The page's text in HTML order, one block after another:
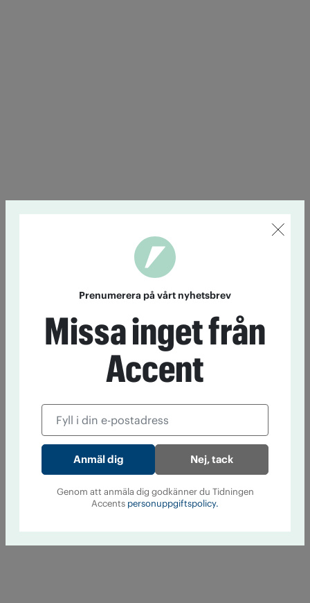
Prenumerera på vårt nyhetsbrev
Missa inget från
Accent
Nej, tack
Genom att anmäla dig godkänner du Tidningen
Accents personuppgiftspolicy.